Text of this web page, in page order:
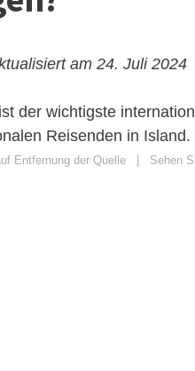
am 24. Juli 2024
der wichtigste
Reisenden in Island.
Entfernung der Quelle Sehen